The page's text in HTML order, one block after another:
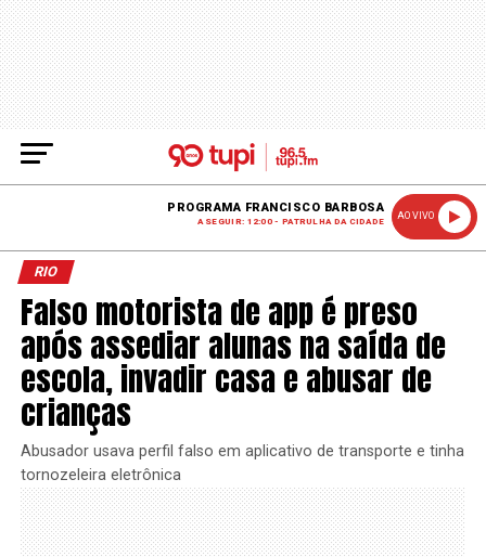
PROGRAMA FRANCISCO BARBOSA
A SEGUIR: 12:00 - PATRULHA DA CIDADE
AO VIVO
RIO
Falso motorista de app é preso
após assediar alunas na saída de
escola, invadir casa e abusar de
crianças
Abusador usava perfil falso em aplicativo de transporte e tinha
tornozeleira eletrônica